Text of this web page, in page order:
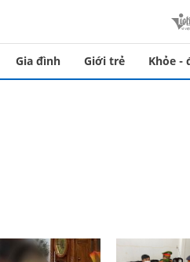
Gia đình Giới trẻ Khỏe -